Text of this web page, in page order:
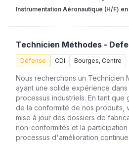
Instrumentation Aéronautique (H/F) en
Technicien Méthodes -
Défense CDI Bourges, Centre
Nous recherchons un Technicien
ayant une solide expérience
processus industriels. En tant que
de la conformité de nos produits,
mise à jour des dossiers de
non-conformités et la
processus d'amélioration